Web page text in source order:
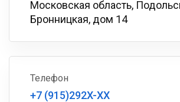
Московская область,
Бронницкая, дом 14
Телефон
+7 (915)292X-XX